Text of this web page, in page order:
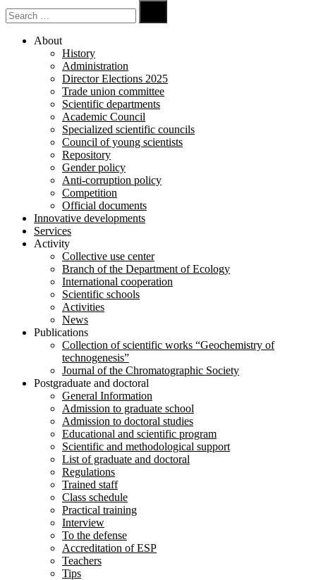
About
History
Administration
Director Elections 2025
Trade union committee
Scientific departments
Academic Council
Specialized scientific councils
Council of young scientists
Repository
Gender policy
Anti-corruption policy
Competition
Official documents
Innovative developments
Services
Activity
Collective use center
Branch of the Department of Ecology
International cooperation
Scientific schools
Activities
News
Publications
Collection of scientific works “Geochemistry of
technogenesis”
Journal of the Chromatographic Society
Postgraduate and doctoral
General Information
Admission to graduate school
Admission to doctoral studies
Educational and scientific program
Scientific and methodological support
List of graduate and doctoral
Regulations
Trained staff
Class schedule
Practical training
Interview
To the defense
Accreditation of ESP
Teachers
Tips